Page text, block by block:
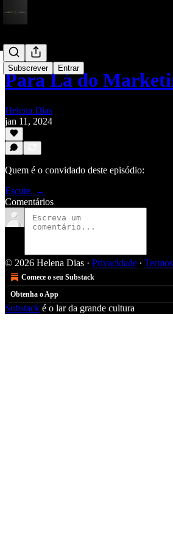
Subscrever Entrar
Para Lá do
Helena Dias
jan 11, 2024
Quem é o convidado deste episódio:
Escute. →
Comentários
© 2026 Helena Dias · Privacidade ∙ Termos
Comece o seu Substack
Obtenha o App
Substack é o lar da grande cultura